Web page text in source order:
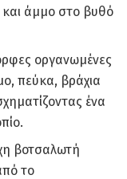
άμμο στο βυθό
οργανωμένες
πεύκα, βράχια
ένα
βοτσαλωτή
το